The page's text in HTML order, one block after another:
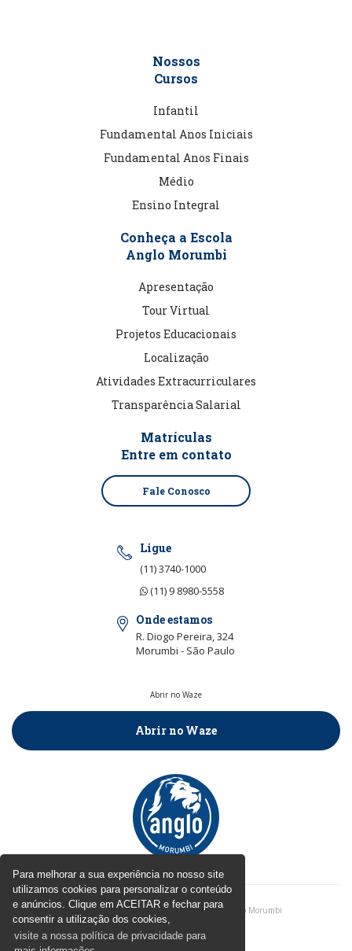
Para melhorar a sua experiência no nosso site
utilizamos cookies para personalizar o conteúdo
e anúncios. Clique em ACEITAR e fechar para
consentir a utilização dos cookies,
visite a nossa política de privacidade para
Nossos
Cursos
Infantil
Fundamental Anos Iniciais
Fundamental Anos Finais
Médio
Ensino Integral
Conheça a Escola
Anglo Morumbi
Apresentação
Tour Virtual
Projetos Educacionais
Localização
Atividades Extracurriculares
Transparência Salarial
Matrículas
Entre em contato
Fale Conosco
Ligue
(11) 3740-1000
(11) 9 8980-5558
Onde estamos
R. Diogo Pereira, 324
Morumbi - São Paulo
Abrir no Waze
Abrir no Waze
Políticas de Privacidade| © 2026 - Colégio Anglo Morumbi
by